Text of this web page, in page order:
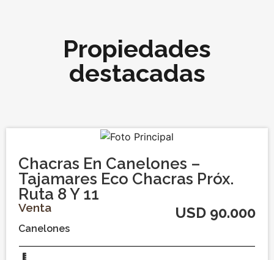
Propiedades
destacadas
Chacras En Canelones –
Tajamares Eco Chacras Próx.
Ruta 8 Y 11
Venta USD 90.000
Canelones